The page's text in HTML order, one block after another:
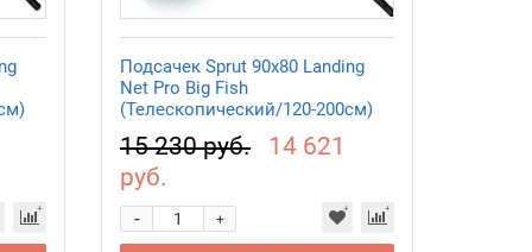
Подсачек Sprut 90x80 Landing
Net Pro Big Fish
(Телескопический/120-200см)
15 230 руб.
14 621
руб.
+
-